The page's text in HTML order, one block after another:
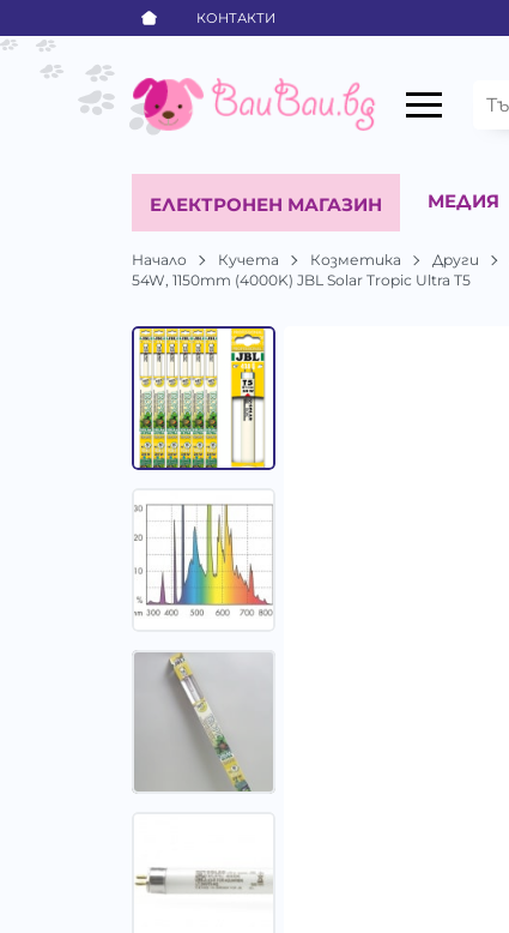
КОНТАКТИ
ЕЛЕКТРОНЕН МАГАЗИН МЕДИЯ
Начало Кучета Козметика Други
54W, 1150mm (4000K) JBL Solar Tropic Ultra T5